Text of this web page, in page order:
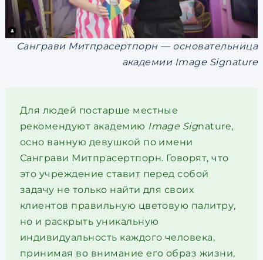
Санграви Митпрасертпорн — основательница
академии Image Signature
Для людей постарше местные
рекомендуют академию Image Signature,
осно ванную девушкой по имени
Санграви Митпрасертпорн. Говорят, что
это учреждение ставит перед собой
задачу не только найти для своих
клиентов правильную цветовую палитру,
но и раскрыть уникальную
индивидуальность каждого человека,
принимая во внимание его образ жизни,